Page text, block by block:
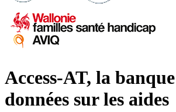
Access-AT, la
données sur les aides